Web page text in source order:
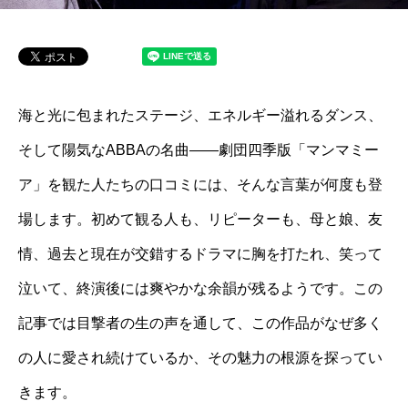
海と光に包まれたステージ、エネルギー溢れるダンス、
そして陽気なABBAの名曲――劇団四季版「マンマミー
ア」を観た人たちの口コミには、そんな言葉が何度も登
場します。初めて観る人も、リピーターも、母と娘、友
情、過去と現在が交錯するドラマに胸を打たれ、笑って
泣いて、終演後には爽やかな余韻が残るようです。この
記事では目撃者の生の声を通して、この作品がなぜ多く
の人に愛され続けているか、その魅力の根源を探ってい
きます。